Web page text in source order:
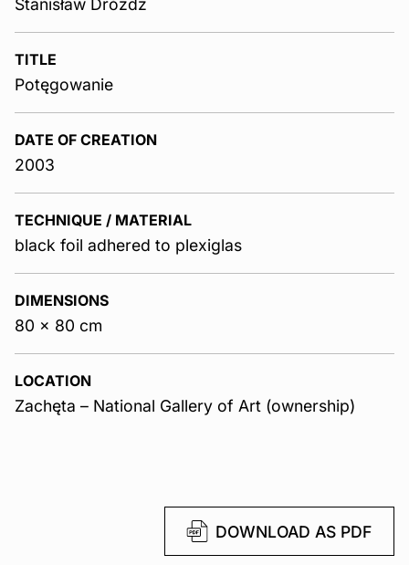
Stanisław Dróżdż
TITLE
Potęgowanie
DATE OF CREATION
2003
TECHNIQUE / MATERIAL
black foil adhered to plexiglas
DIMENSIONS
80 x 80 cm
LOCATION
Zachęta – National Gallery of Art (ownership)
DOWNLOAD AS PDF